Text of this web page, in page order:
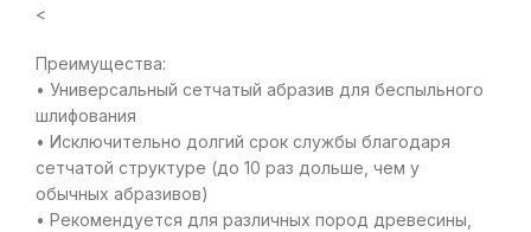
<
Преимущества:
• Универсальный сетчатый абразив для беспыльного
шлифования
• Исключительно долгий срок службы благодаря
сетчатой структуре (до 10 раз дольше, чем у
обычных абразивов)
• Рекомендуется для различных пород древесины,